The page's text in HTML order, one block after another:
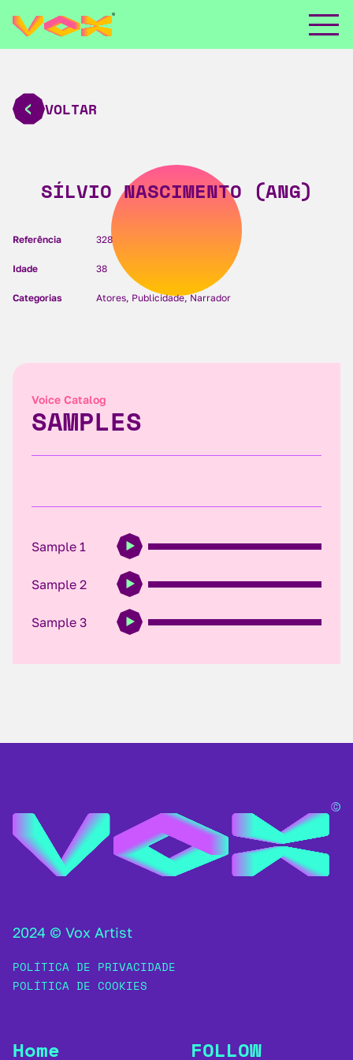
VOLTAR
SÍLVIO NASCIMENTO (ANG)
Referência 328
Idade 38
Categorias Atores, Publicidade, Narrador
Voice Catalog
SAMPLES
Sample 1
Sample 2
Sample 3
2024 © Vox Artist
POLÍTICA DE PRIVACIDADE
POLÍTICA DE COOKIES
Home FOLLOW